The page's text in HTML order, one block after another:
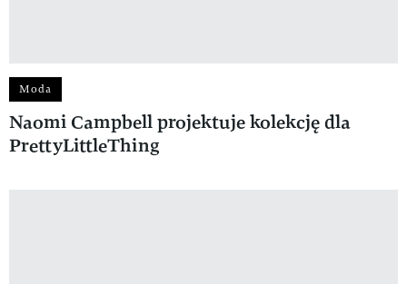
Moda
Naomi Campbell projektuje kolekcję dla
PrettyLittleThing